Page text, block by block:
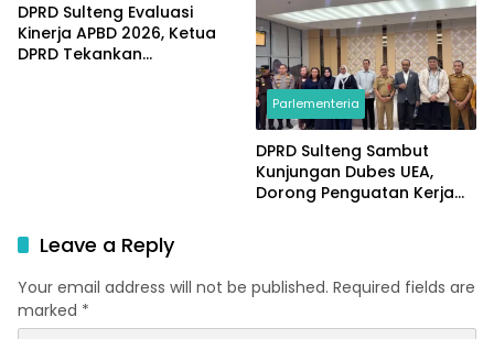
DPRD Sulteng Evaluasi
Kinerja APBD 2026, Ketua
DPRD Tekankan
Parlementeria
DPRD Sulteng Sambut
Kunjungan Dubes UEA,
Dorong Penguatan Kerja
Leave a Reply
Your email address will not be published. Required fields are
marked *